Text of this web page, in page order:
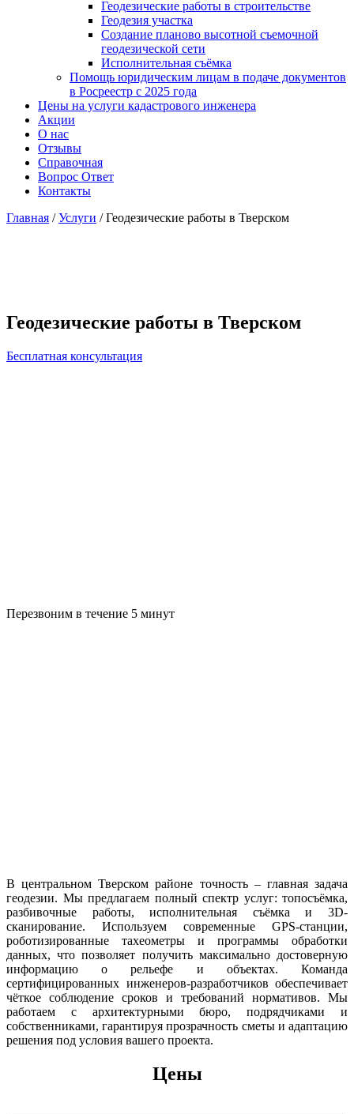
Геодезические работы в строительстве
Геодезия участка
Создание планово высотной съемочной
геодезической сети
Исполнительная съёмка
Помощь юридическим лицам в подаче документов
в Росреестр с 2025 года
Цены на услуги кадастрового инженера
Акции
О нас
Отзывы
Справочная
Вопрос Ответ
Контакты
Главная /Услуги /Геодезические работы в Тверском
Геодезические работы в Тверском
Бесплатная консультация
Перезвоним в течение 5 минут
В центральном Тверском районе точность – главная задача
геодезии. Мы предлагаем полный спектр услуг: топосъёмка,
разбивочные работы, исполнительная съёмка и 3D-
сканирование. Используем современные GPS-станции,
роботизированные тахеометры и программы обработки
данных, что позволяет получить максимально достоверную
информацию о рельефе и объектах. Команда
сертифицированных инженеров-разработчиков обеспечивает
чёткое соблюдение сроков и требований нормативов. Мы
работаем с архитектурными бюро, подрядчиками и
собственниками, гарантируя прозрачность сметы и адаптацию
решения под условия вашего проекта.
Цены